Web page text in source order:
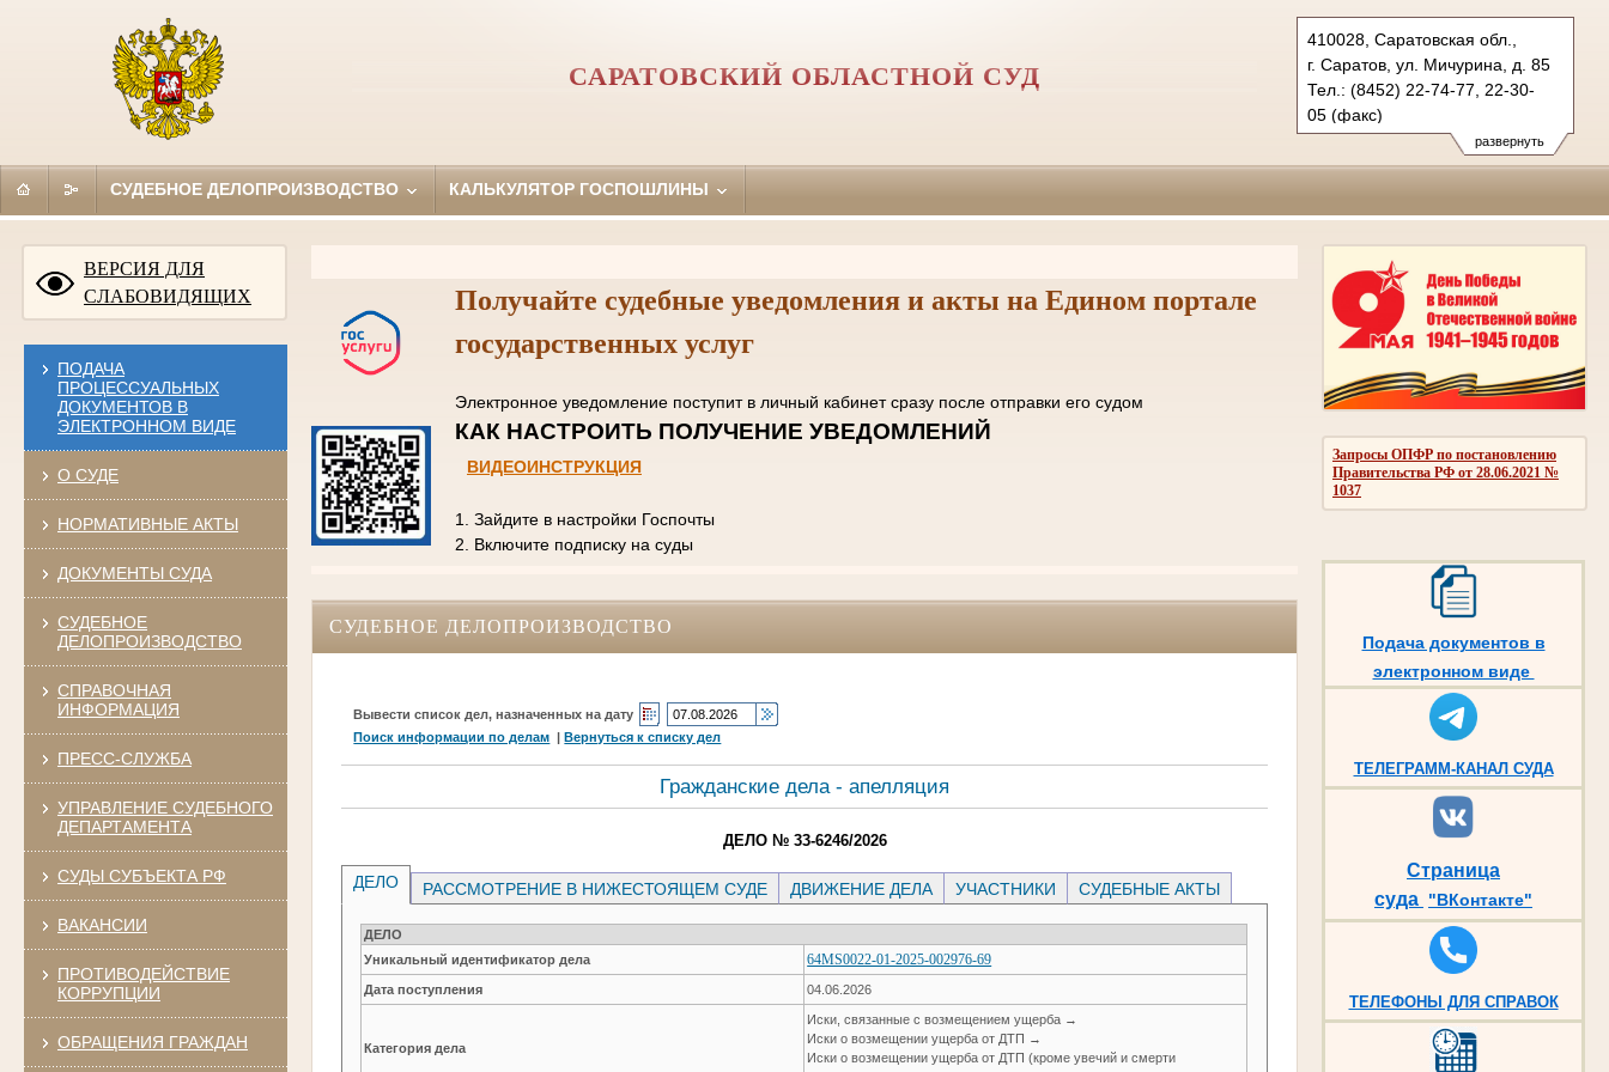
развернуть
410028, Саратовская обл.,
г. Саратов, ул. Мичурина, д. 85
Тел.: (8452) 22-74-77, 22-30-
05 (факс)
oblsud.sar@sudrf.ru
САРАТОВСКИЙ ОБЛАСТНОЙ СУД
СУДЕБНОЕ ДЕЛОПРОИЗВОДСТВО КАЛЬКУЛЯТОР ГОСПОШЛИНЫ
ВЕРСИЯ ДЛЯ
СЛАБОВИДЯЩИХ
ПОДАЧА
ПРОЦЕССУАЛЬНЫХ
ДОКУМЕНТОВ В
ЭЛЕКТРОННОМ ВИДЕ
О СУДЕ
НОРМАТИВНЫЕ АКТЫ
ДОКУМЕНТЫ СУДА
СУДЕБНОЕ
ДЕЛОПРОИЗВОДСТВО
СПРАВОЧНАЯ
ИНФОРМАЦИЯ
ПРЕСС-СЛУЖБА
УПРАВЛЕНИЕ СУДЕБНОГО
ДЕПАРТАМЕНТА
СУДЫ СУБЪЕКТА РФ
ВАКАНСИИ
ПРОТИВОДЕЙСТВИЕ
КОРРУПЦИИ
ОБРАЩЕНИЯ ГРАЖДАН
Запросы ОПФР по постановлению
Правительства РФ от 28.06.2021 №
1037
Подача документов в
электронном виде
ТЕЛЕГРАММ-КАНАЛ СУДА
Страница
суда "ВКонтакте"
ТЕЛЕФОНЫ ДЛЯ СПРАВОК
Получайте судебные уведомления и акты на Едином портале
государственных услуг
Электронное уведомление поступит в личный кабинет сразу после отправки его судом
КАК НАСТРОИТЬ ПОЛУЧЕНИЕ УВЕДОМЛЕНИЙ
ВИДЕОИНСТРУКЦИЯ
1. Зайдите в настройки Госпочты
2. Включите подписку на суды
СУДЕБНОЕ ДЕЛОПРОИЗВОДСТВО
Вывести список дел, назначенных на дату
Поиск информации по делам |Вернуться к списку дел
Гражданские дела - апелляция
ДЕЛО № 33-6246/2026
ДЕЛО РАССМОТРЕНИЕ В НИЖЕСТОЯЩЕМ СУДЕ ДВИЖЕНИЕ ДЕЛА УЧАСТНИКИ СУДЕБНЫЕ АКТЫ
ДЕЛО
Уникальный идентификатор дела
64MS0022-01-2025-002976-69
Дата поступления 04.06.2026
Категория дела
Иски, связанные с возмещением ущерба →
Иски о возмещении ущерба от ДТП →
Иски о возмещении ущерба от ДТП (кроме увечий и смерти